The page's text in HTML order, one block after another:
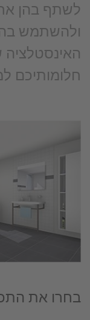
לשתף בהן
ולהשתמש
חלומותיכם
בחרו את